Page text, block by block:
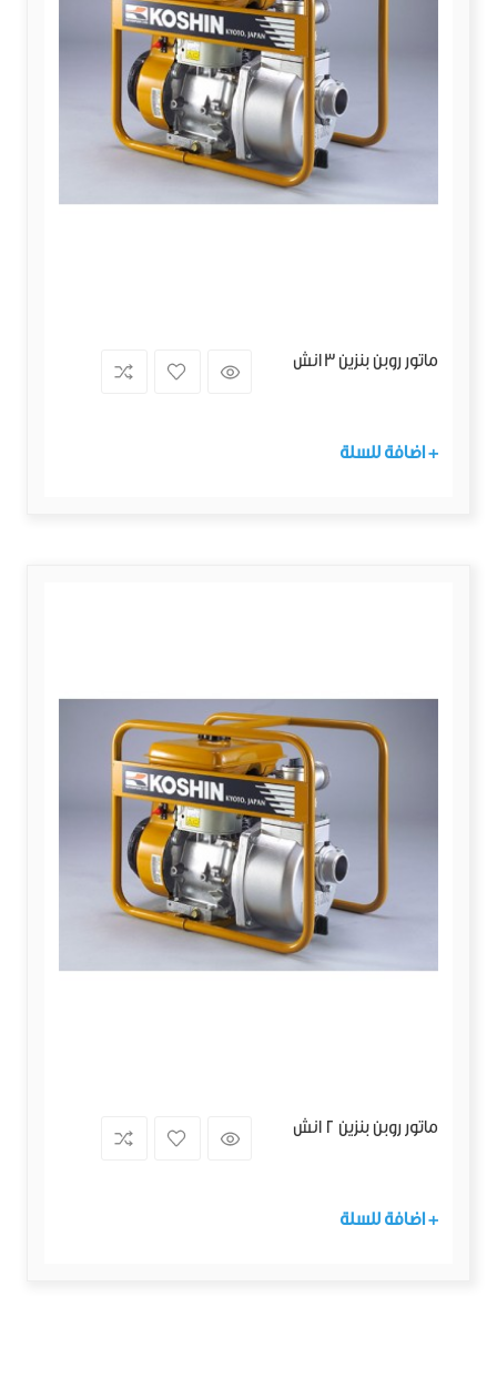
ماتور روبن بنزين 3 انش
+ اضافة للسلة
ماتور روبن بنزين 2 انش
+ اضافة للسلة